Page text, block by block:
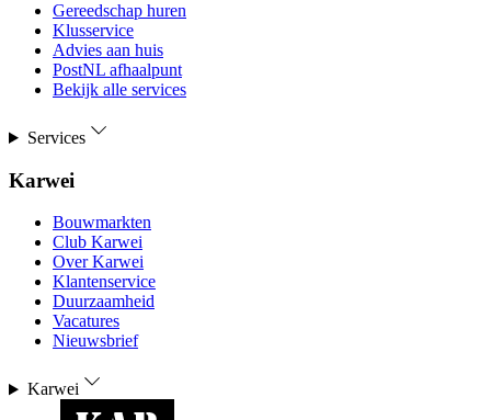
Gereedschap huren
Klusservice
Advies aan huis
PostNL afhaalpunt
Bekijk alle services
Services
Karwei
Bouwmarkten
Club Karwei
Over Karwei
Klantenservice
Duurzaamheid
Vacatures
Nieuwsbrief
Karwei